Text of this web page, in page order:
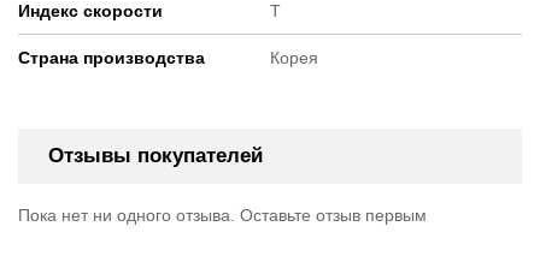
Индекс скорости T
Страна производства Корея
Отзывы покупателей
Пока нет ни одного отзыва. Оставьте отзыв первым